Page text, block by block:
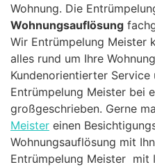
Wohnung. Die
Wohnungsauflösung
Wir Entrümpelung Meister
alles rund um Ihre
Kundenorientierter
Entrümpelung Meister bei
großgeschrieben. Gerne
Meister einen
Wohnungsauflösung mit
Entrümpelung Meister mit